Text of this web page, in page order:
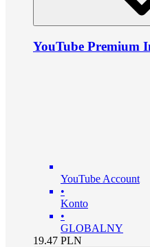
YouTube Premium
YouTube Account
•
Konto
•
GLOBALNY
19.47 PLN